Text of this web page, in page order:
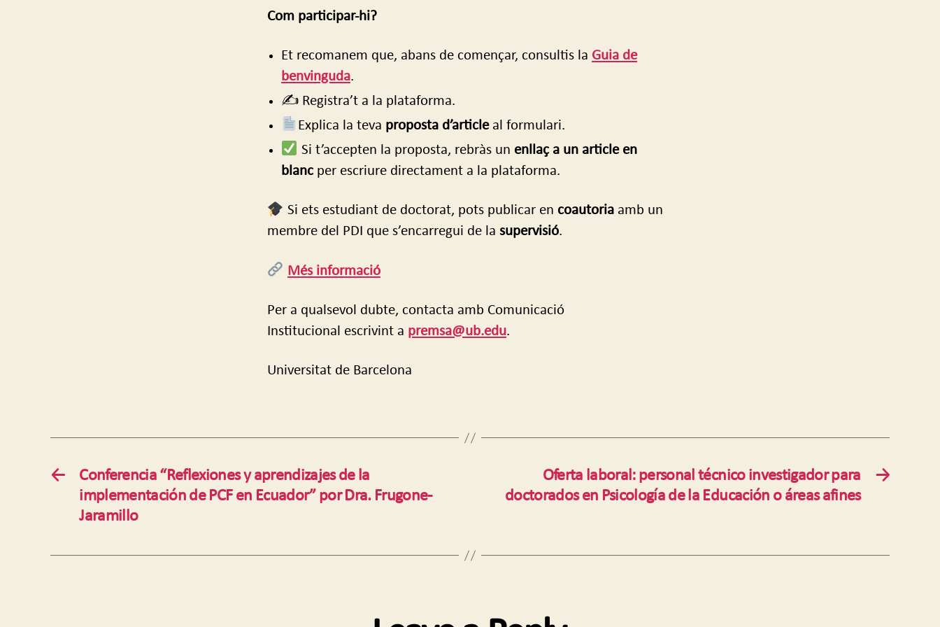
Com participar-hi?
Et recomanem que, abans de començar, consultis la Guia de
benvinguda.
️✍ Registra’t a la plataforma.
Explica la teva proposta d’articleal formulari.
Si t’accepten la proposta, rebràs un enllaç a un article en
blanc per escriure directament a la plataforma.
Si ets estudiant de doctorat, pots publicar en coautoria amb un
membre del PDI que s’encarregui de la supervisió.
Més informació
Per a qualsevol dubte, contacta amb Comunicació
Institucional escrivint a premsa@ub.edu.
Universitat de Barcelona
←
Conferencia “Reflexiones y aprendizajes de la
implementación de PCF en Ecuador” por Dra. Frugone-
Jaramillo
→
Oferta laboral: personal técnico investigador para
doctorados en Psicología de la Educación o áreas afines